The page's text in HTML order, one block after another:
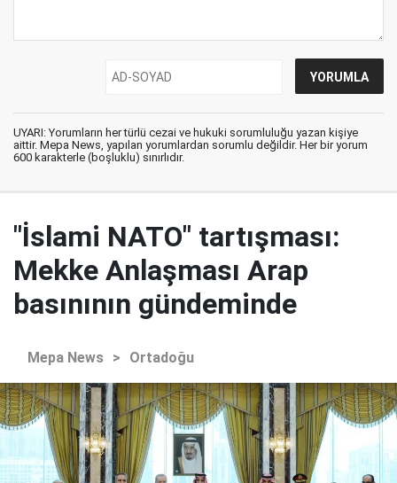
UYARI: Yorumların her türlü cezai ve hukuki sorumluluğu yazan kişiye
aittir. Mepa News, yapılan yorumlardan sorumlu değildir. Her bir yorum
600 karakterle (boşluklu) sınırlıdır.
"İslami NATO" tartışması:
Mekke Anlaşması Arap
basınının gündeminde
Mepa News > Ortadoğu